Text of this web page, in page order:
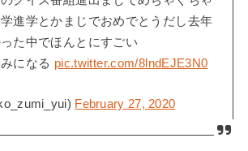
進学とかまじでおめでとうだし去年
た中でほんとにすごい
になる pic.twitter.com/8lndEJE3N0
February 27, 2020